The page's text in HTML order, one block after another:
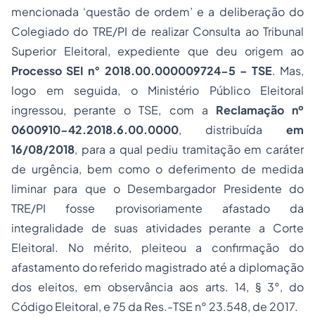
mencionada ‘questão de ordem’ e a deliberação do
Colegiado do TRE/PI de realizar Consulta ao Tribunal
Superior Eleitoral, expediente que deu origem ao
Processo SEI n° 2018.00.000009724-5 – TSE. Mas,
logo em seguida, o Ministério Público Eleitoral
ingressou, perante o TSE, com a Reclamação nº
0600910-42.2018.6.00.0000, distribuída em
16/08/2018, para a qual pediu tramitação em caráter
de urgência, bem como o deferimento de medida
liminar para que o Desembargador Presidente do
TRE/PI fosse provisoriamente afastado da
integralidade de suas atividades perante a Corte
Eleitoral. No mérito, pleiteou a confirmação do
afastamento do referido magistrado até a diplomação
dos eleitos, em observância aos arts. 14, § 3°, do
Código Eleitoral, e 75 da Res.-TSE n° 23.548, de 2017.